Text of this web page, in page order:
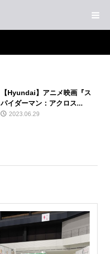
【Hyundai】アニメ映画『ス
パイダーマン：アクロス...
2023.06.29